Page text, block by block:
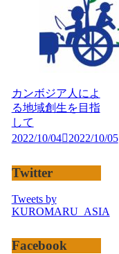
カンボジア人によ
る地域創生を目指
して
2022/10/04
2022/10/05
Twitter
Tweets by
KUROMARU_ASIA
Facebook